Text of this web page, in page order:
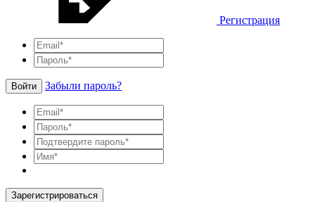
Регистрация
Войти Забыли пароль?
Зарегистрироваться